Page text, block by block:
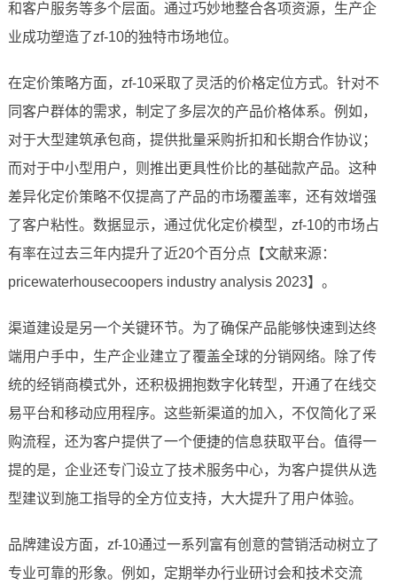
和客户服务等多个层面。通过巧妙地整合各项资源，生产企
业成功塑造了zf-10的独特市场地位。
在定价策略方面，zf-10采取了灵活的价格定位方式。针对不
同客户群体的需求，制定了多层次的产品价格体系。例如，
对于大型建筑承包商，提供批量采购折扣和长期合作协议；
而对于中小型用户，则推出更具性价比的基础款产品。这种
差异化定价策略不仅提高了产品的市场覆盖率，还有效增强
了客户粘性。数据显示，通过优化定价模型，zf-10的市场占
有率在过去三年内提升了近20个百分点【文献来源：
pricewaterhousecoopers industry analysis 2023】。
渠道建设是另一个关键环节。为了确保产品能够快速到达终
端用户手中，生产企业建立了覆盖全球的分销网络。除了传
统的经销商模式外，还积极拥抱数字化转型，开通了在线交
易平台和移动应用程序。这些新渠道的加入，不仅简化了采
购流程，还为客户提供了一个便捷的信息获取平台。值得一
提的是，企业还专门设立了技术服务中心，为客户提供从选
型建议到施工指导的全方位支持，大大提升了用户体验。
品牌建设方面，zf-10通过一系列富有创意的营销活动树立了
专业可靠的形象。例如，定期举办行业研讨会和技术交流